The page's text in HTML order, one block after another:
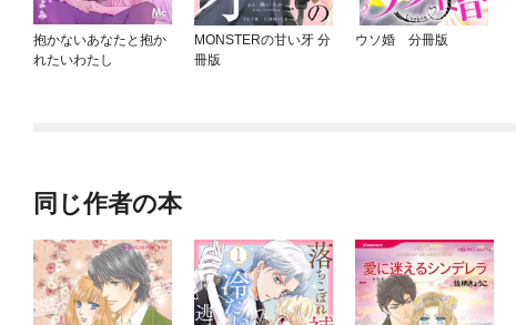
抱かないあなたと抱か
れたいわたし
MONSTERの甘い牙 分
冊版
ウソ婚 分冊版
同じ作者の本